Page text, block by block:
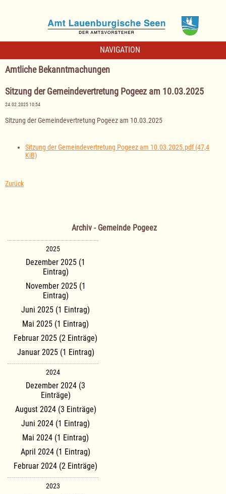
NAVIGATION
Amtliche Bekanntmachungen
Sitzung der Gemeindevertretung Pogeez am 10.03.2025
24.02.2025 10:54
Sitzung der Gemeindevertretung Pogeez am 10.03.2025
Sitzung der Gemeindevertretung Pogeez am 10.03.2025.pdf(47,4
KiB)
Zurück
Archiv - Gemeinde Pogeez
2025
Dezember 2025 (1
Eintrag)
November 2025 (1
Eintrag)
Juni 2025 (1 Eintrag)
Mai 2025 (1 Eintrag)
Februar 2025 (2 Einträge)
Januar 2025 (1 Eintrag)
2024
Dezember 2024 (3
Einträge)
August 2024 (3 Einträge)
Juni 2024 (1 Eintrag)
Mai 2024 (1 Eintrag)
April 2024 (1 Eintrag)
Februar 2024 (2 Einträge)
2023